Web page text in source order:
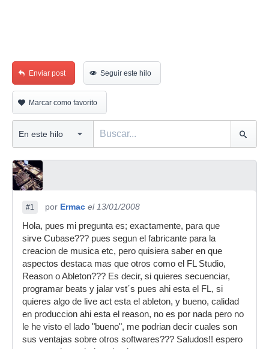
Enviar post Seguir este hilo
Marcar como favorito
#1 por Ermac el 13/01/2008
Hola, pues mi pregunta es; exactamente, para que
sirve Cubase??? pues segun el fabricante para la
creacion de musica etc, pero quisiera saber en que
aspectos destaca mas que otros como el FL Studio,
Reason o Ableton??? Es decir, si quieres secuenciar,
programar beats y jalar vst´s pues ahi esta el FL, si
quieres algo de live act esta el ableton, y bueno, calidad
en produccion ahi esta el reason, no es por nada pero no
le he visto el lado "bueno", me podrian decir cuales son
sus ventajas sobre otros softwares??? Saludos!! espero